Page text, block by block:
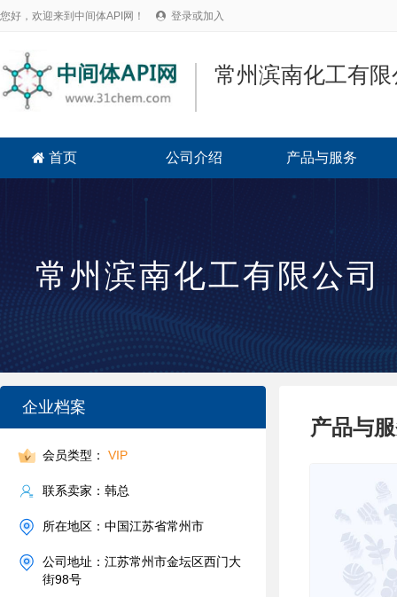
您好，欢迎来到中间体API网！  登录或加入
常州滨南化工有限
 首页 公司介绍 产品与服务
常州滨南化工有限公司
企业档案
会员类型： VIP
联系卖家：韩总
所在地区：中国江苏省常州市
公司地址：江苏常州市金坛区西门大
街98号
产品与